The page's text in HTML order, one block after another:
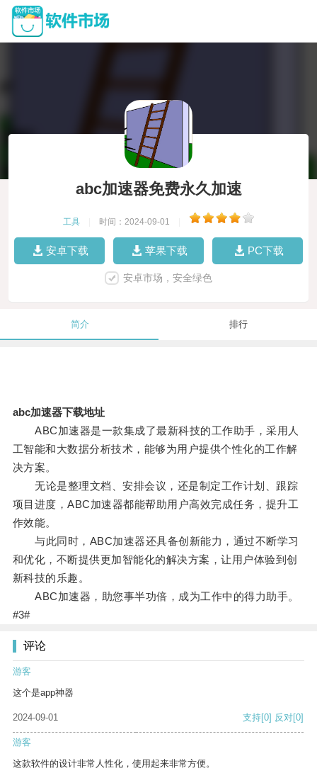
abc加速器免费永久加速
工具 时间：2024-09-01
安卓下载 苹果下载 PC下载
安卓市场，安全绿色
简介 排行
abc加速器下载地址
ABC加速器是一款集成了最新科技的工作助手，采用人
工智能和大数据分析技术，能够为用户提供个性化的工作解
决方案。
无论是整理文档、安排会议，还是制定工作计划、跟踪
项目进度，ABC加速器都能帮助用户高效完成任务，提升工
作效能。
与此同时，ABC加速器还具备创新能力，通过不断学习
和优化，不断提供更加智能化的解决方案，让用户体验到创
新科技的乐趣。
ABC加速器，助您事半功倍，成为工作中的得力助手。
#3#
评论
游客
这个是app神器
2024-09-01 支持[0] 反对[0]
游客
这款软件的设计非常人性化，使用起来非常方便。